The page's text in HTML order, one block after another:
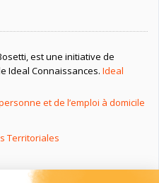
est une initiative de
Ideal Connaissances. Ideal
et de l’emploi à domicile
Territoriales